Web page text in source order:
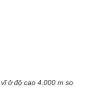
ở độ cao 4.000 m so